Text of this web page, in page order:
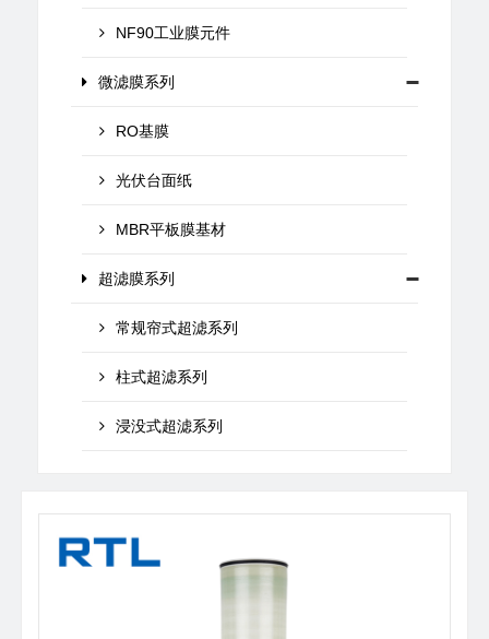
NF90工业膜元件
微滤膜系列
RO基膜
光伏台面纸
MBR平板膜基材
超滤膜系列
常规帘式超滤系列
柱式超滤系列
浸没式超滤系列